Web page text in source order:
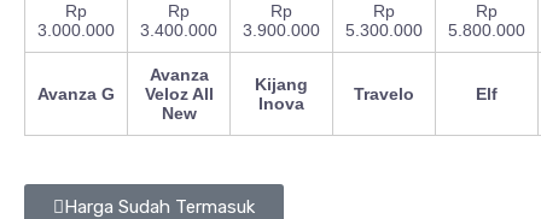
Rp
3.000.000
Rp
3.400.000
Rp
3.900.000
Rp
5.300.000
Rp
5.800.000
Avanza G
Avanza
Veloz All
New
Kijang
Inova
Travelo Elf
Harga Sudah Termasuk